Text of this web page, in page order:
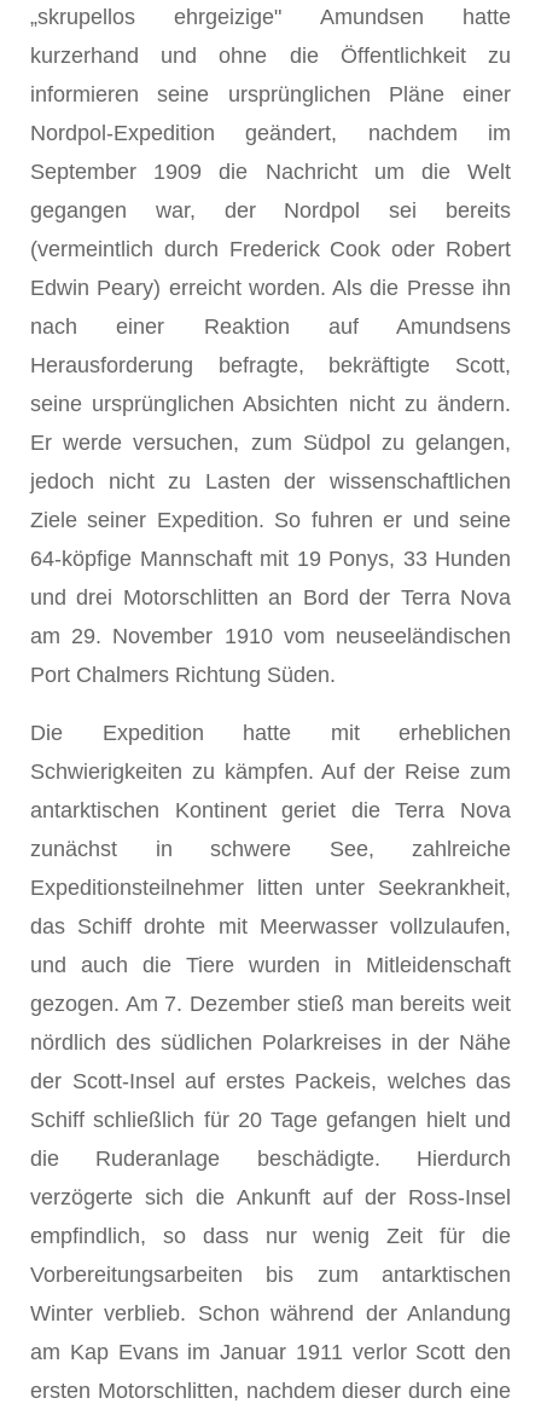
„skrupellos ehrgeizige" Amundsen hatte
kurzerhand und ohne die Öffentlichkeit zu
informieren seine ursprünglichen Pläne einer
Nordpol-Expedition geändert, nachdem im
September 1909 die Nachricht um die Welt
gegangen war, der Nordpol sei bereits
(vermeintlich durch Frederick Cook oder Robert
Edwin Peary) erreicht worden. Als die Presse ihn
nach einer Reaktion auf Amundsens
Herausforderung befragte, bekräftigte Scott,
seine ursprünglichen Absichten nicht zu ändern.
Er werde versuchen, zum Südpol zu gelangen,
jedoch nicht zu Lasten der wissenschaftlichen
Ziele seiner Expedition. So fuhren er und seine
64-köpfige Mannschaft mit 19 Ponys, 33 Hunden
und drei Motorschlitten an Bord der Terra Nova
am 29. November 1910 vom neuseeländischen
Port Chalmers Richtung Süden.
Die Expedition hatte mit erheblichen
Schwierigkeiten zu kämpfen. Auf der Reise zum
antarktischen Kontinent geriet die Terra Nova
zunächst in schwere See, zahlreiche
Expeditionsteilnehmer litten unter Seekrankheit,
das Schiff drohte mit Meerwasser vollzulaufen,
und auch die Tiere wurden in Mitleidenschaft
gezogen. Am 7. Dezember stieß man bereits weit
nördlich des südlichen Polarkreises in der Nähe
der Scott-Insel auf erstes Packeis, welches das
Schiff schließlich für 20 Tage gefangen hielt und
die Ruderanlage beschädigte. Hierdurch
verzögerte sich die Ankunft auf der Ross-Insel
empfindlich, so dass nur wenig Zeit für die
Vorbereitungsarbeiten bis zum antarktischen
Winter verblieb. Schon während der Anlandung
am Kap Evans im Januar 1911 verlor Scott den
ersten Motorschlitten, nachdem dieser durch eine